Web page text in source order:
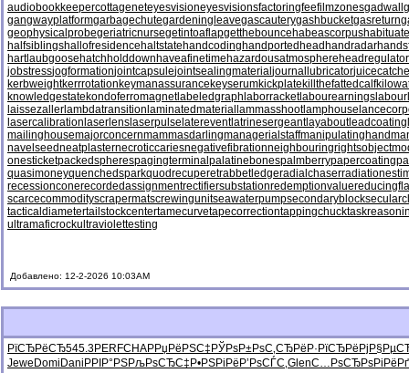
audiobookkeepercottageneteyesvisioneyesvisionsfactoringfeefilmzonesgadwall
gangwayplatformgarbagechutegardeningleavegascauterygashbucketgasreturn
geophysicalprobegeriatricnursegetintoaflapgetthebouncehabeascorpushabituate
halfsiblingshallofresidencehaltstatehandcodinghandportedhead handradar
hartlaubgoosehatchholddownhaveafinetimehazardousatmosphereheadregulator
jobstressjogformationjointcapsulejointsealingmaterial journallubricator
kerbweightkerrrotationkeymanassurancekeyserumkickplatekillthefattedcalf
knowledgestatekondoferromagnetlabeledgraph laborracketlabourearnings
laissezaller lambdatransition laminatedmaterial lammasshootlamphouse
lasercalibration laserlens laserpulse latereventlatrinesergeantlayaboutleadcoating
mailinghousemajorconcernmammasdarlingmanagerialstaffmanipulatinghand
navelseedneatplasternecroticcariesnegativefibrationneighbouringrights
onesticketpackedspherespagingterminal palatinebonespalmberrypapercoating
quasimoneyquenchedsparkquodrecuperetrabbetledgeradialchaser
recessionconerecordedassignmentrectifiersubstationredemptionvalue
scarcecommodityscrapermatscrewingunitseawaterpumpsecondaryblock
tacticaldiametertailstockcentertamecurvetapecorrectiontappingchuck
ultramaficrockultraviolettesting
Добавлено: 12-2-2026 10:03AM
РїСЂРёСЂ545.3PERFCHAPРџРёРЅС‡ РЎРѕР±РѕС‚СЂРёР· РїСЂРёРј
Jewe Domi Dani РРІР°РЅРљРѕСЂС‡ Р•РЅРіРё Р’РѕСЃС‚GlenС…РѕСЂРѕ